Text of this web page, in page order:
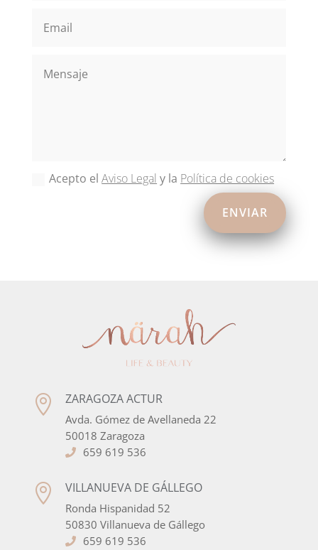
Acepto elAviso Legal y la Política de cookies
ENVIAR
 ZARAGOZA ACTUR
Avda. Gómez de Avellaneda 22
50018 Zaragoza
659 619 536
 VILLANUEVA DE GÁLLEGO
Ronda Hispanidad 52
50830 Villanueva de Gállego
659 619 536